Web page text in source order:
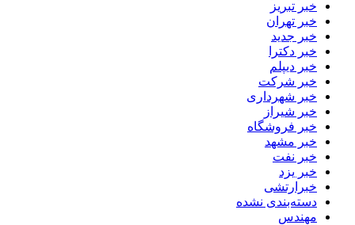
خبر تبریز
خبر تهران
خبر جدید
خبر دکترا
خبر دیپلم
خبر شرکت
خبر شهرداری
خبر شیراز
خبر فروشگاه
خبر مشهد
خبر نفت
خبر یزد
خبرارتشی
دسته‌بندی نشده
مهندس